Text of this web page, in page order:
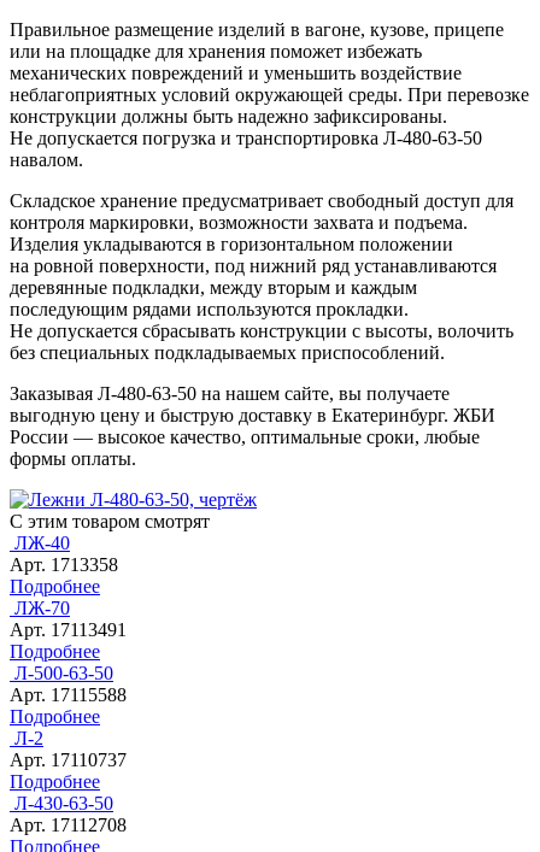
Правильное размещение изделий в вагоне, кузове, прицепе
или на площадке для хранения поможет избежать
механических повреждений и уменьшить воздействие
неблагоприятных условий окружающей среды. При перевозке
конструкции должны быть надежно зафиксированы.
Не допускается погрузка и транспортировка Л-480-63-50
навалом.
Складское хранение предусматривает свободный доступ для
контроля маркировки, возможности захвата и подъема.
Изделия укладываются в горизонтальном положении
на ровной поверхности, под нижний ряд устанавливаются
деревянные подкладки, между вторым и каждым
последующим рядами используются прокладки.
Не допускается сбрасывать конструкции с высоты, волочить
без специальных подкладываемых приспособлений.
Заказывая Л-480-63-50 на нашем сайте, вы получаете
выгодную цену и быструю доставку в Екатеринбург. ЖБИ
России — высокое качество, оптимальные сроки, любые
формы оплаты.
С этим товаром смотрят
ЛЖ-40
Арт. 1713358
Подробнее
ЛЖ-70
Арт. 17113491
Подробнее
Л-500-63-50
Арт. 17115588
Подробнее
Л-2
Арт. 17110737
Подробнее
Л-430-63-50
Арт. 17112708
Подробнее